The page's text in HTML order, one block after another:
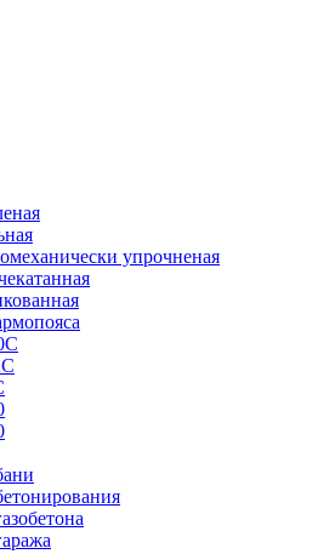
упрочненая